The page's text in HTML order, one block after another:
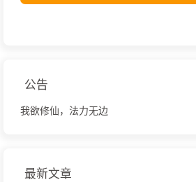
公告
我欲修仙，法力无边
最新文章